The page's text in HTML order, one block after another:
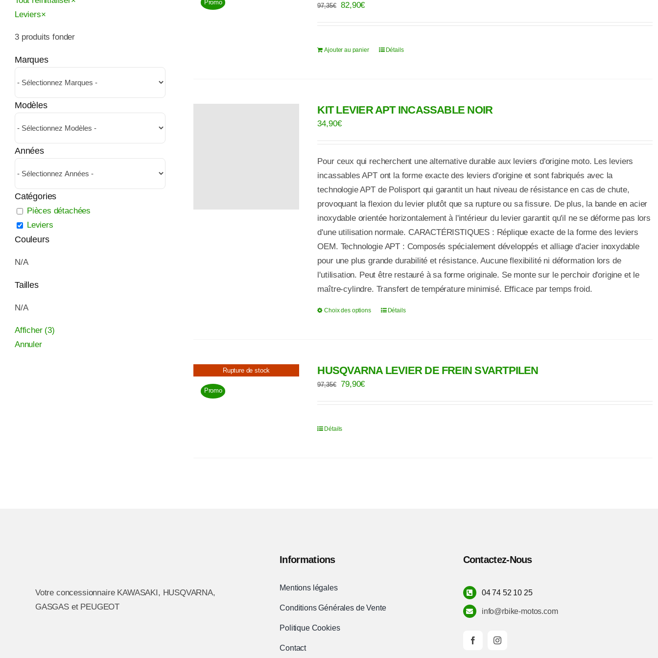
Promo 97,35€
Le
était :
82,90€Le
est :
Ajouter au panier Détails
KIT LEVIER APT INCASSABLE NOIR
34,90€
Pour ceux qui recherchent une alternative durable aux leviers d'origine moto. Les leviers
incassables APT ont la forme exacte des leviers d'origine et sont fabriqués avec la
technologie APT de Polisport qui garantit un haut niveau de résistance en cas de chute,
provoquant la flexion du levier plutôt que sa rupture ou sa fissure. De plus, la bande en acier
inoxydable orientée horizontalement à l'intérieur du levier garantit qu'il ne se déforme pas lors
d'une utilisation normale. CARACTÉRISTIQUES : Réplique exacte de la forme des leviers
OEM. Technologie APT : Composés spécialement développés et alliage d'acier inoxydable
pour une plus grande durabilité et résistance. Aucune flexibilité ni déformation lors de
l'utilisation. Peut être restauré à sa forme originale. Se monte sur le perchoir d'origine et le
maître-cylindre. Transfert de température minimisé. Efficace par temps froid.
Choix des options
Ce
variations.
Détails
Rupture de stock
Promo
HUSQVARNA LEVIER DE FREIN SVARTPILEN
97,35€
Le
était :
79,90€Le
Détails
Leviers×
3produits fonder
Marques
Modèles
Années
Catégories
Pièces détachées
Leviers
Couleurs
N/A
Tailles
N/A
Afficher (3)
Annuler
Votre concessionnaire KAWASAKI, HUSQVARNA,
GASGAS et PEUGEOT
Informations
Mentions légales
Conditions Générales de Vente
Politique Cookies
Contact
Contactez-Nous
04 74 52 10 25
info@rbike-motos.com